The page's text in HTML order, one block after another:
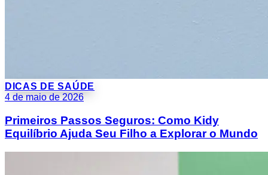
DICAS DE SAÚDE
4 de maio de 2026
Primeiros Passos Seguros: Como Kidy
Equilíbrio Ajuda Seu Filho a Explorar o Mundo